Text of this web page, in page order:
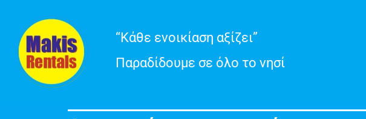
Μετάβαση
στο
περιεχόμενο
“Κάθε ενοικίαση αξίζει”
Παραδίδουμε σε όλο το νησί